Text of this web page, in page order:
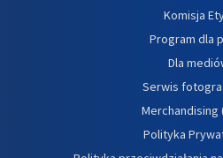
Komisja
Program dla
Dla
Serwis
Merchandising
Polityka